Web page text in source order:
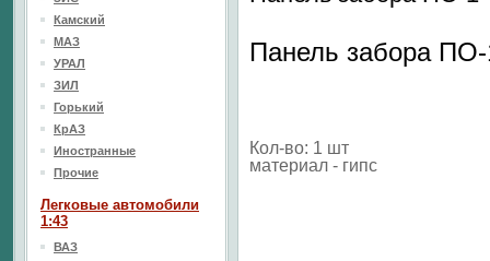
Панель забора
Кол-во: 1 шт
материал - гипс
Камский
МАЗ
УРАЛ
ЗИЛ
Горький
КрАЗ
Иностранные
Прочие
Легковые автомобили
1:43
ВАЗ